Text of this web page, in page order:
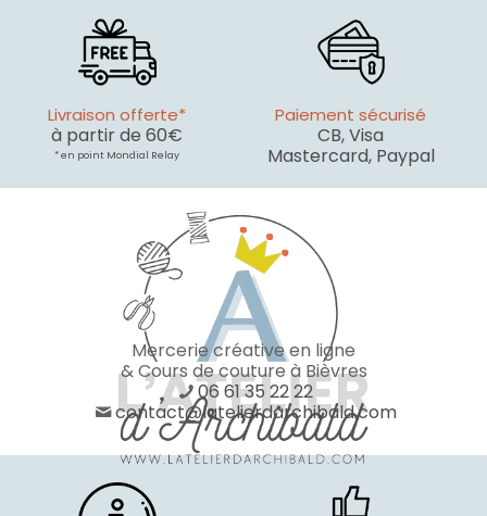
Livraison offerte*
à partir de 60€
* en point Mondial Relay
Paiement sécurisé
CB, Visa
Mastercard, Paypal
Mercerie créative en ligne
& Cours de couture à Bièvres
06 61 35 22 22
contact@latelierdarchibald.com